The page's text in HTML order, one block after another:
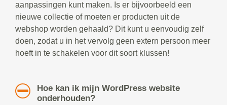
aanpassingen kunt maken. Is er bijvoorbeeld een
nieuwe collectie of moeten er producten uit de
webshop worden gehaald? Dit kunt u eenvoudig zelf
doen, zodat u in het vervolg geen extern persoon meer
hoeft in te schakelen voor dit soort klussen!
Hoe kan ik mijn WordPress website
onderhouden?